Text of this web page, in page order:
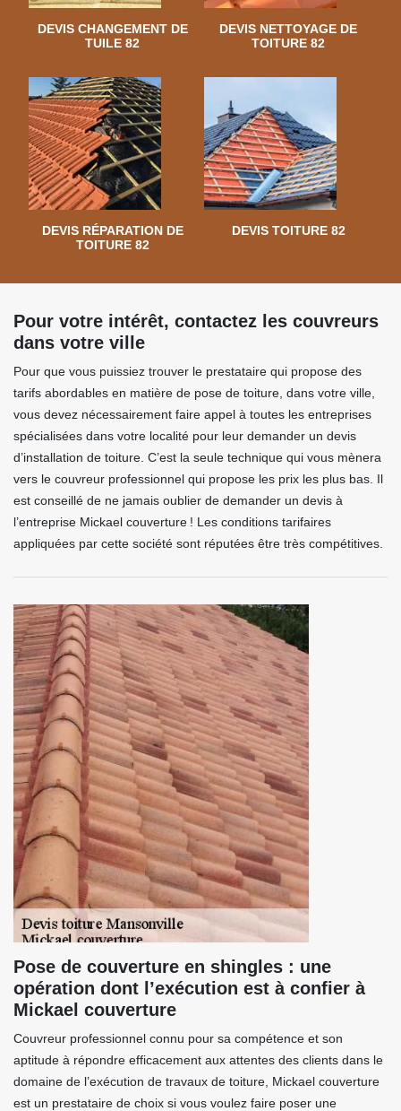
DEVIS CHANGEMENT DE
TUILE 82
DEVIS NETTOYAGE DE
TOITURE 82
DEVIS RÉPARATION DE
TOITURE 82
DEVIS TOITURE 82
Pour votre intérêt, contactez les couvreurs
dans votre ville
Pour que vous puissiez trouver le prestataire qui propose des
tarifs abordables en matière de pose de toiture, dans votre ville,
vous devez nécessairement faire appel à toutes les entreprises
spécialisées dans votre localité pour leur demander un devis
d’installation de toiture. C’est la seule technique qui vous mènera
vers le couvreur professionnel qui propose les prix les plus bas. Il
est conseillé de ne jamais oublier de demander un devis à
l’entreprise Mickael couverture ! Les conditions tarifaires
appliquées par cette société sont réputées être très compétitives.
Pose de couverture en shingles : une
opération dont l’exécution est à confier à
Mickael couverture
Couvreur professionnel connu pour sa compétence et son
aptitude à répondre efficacement aux attentes des clients dans le
domaine de l’exécution de travaux de toiture, Mickael couverture
est un prestataire de choix si vous voulez faire poser une